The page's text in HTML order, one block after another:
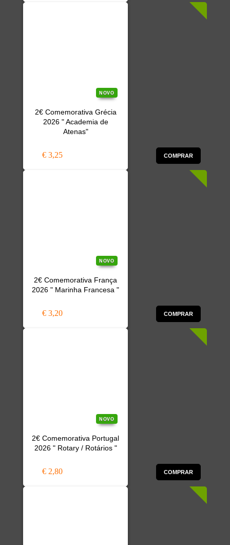
NOVO
2€ Comemorativa Grécia
2026 " Academia de
Atenas"
€ 3,25 COMPRAR
NOVO
2€ Comemorativa França
2026 " Marinha Francesa "
€ 3,20 COMPRAR
NOVO
2€ Comemorativa Portugal
2026 " Rotary / Rotários "
€ 2,80 COMPRAR